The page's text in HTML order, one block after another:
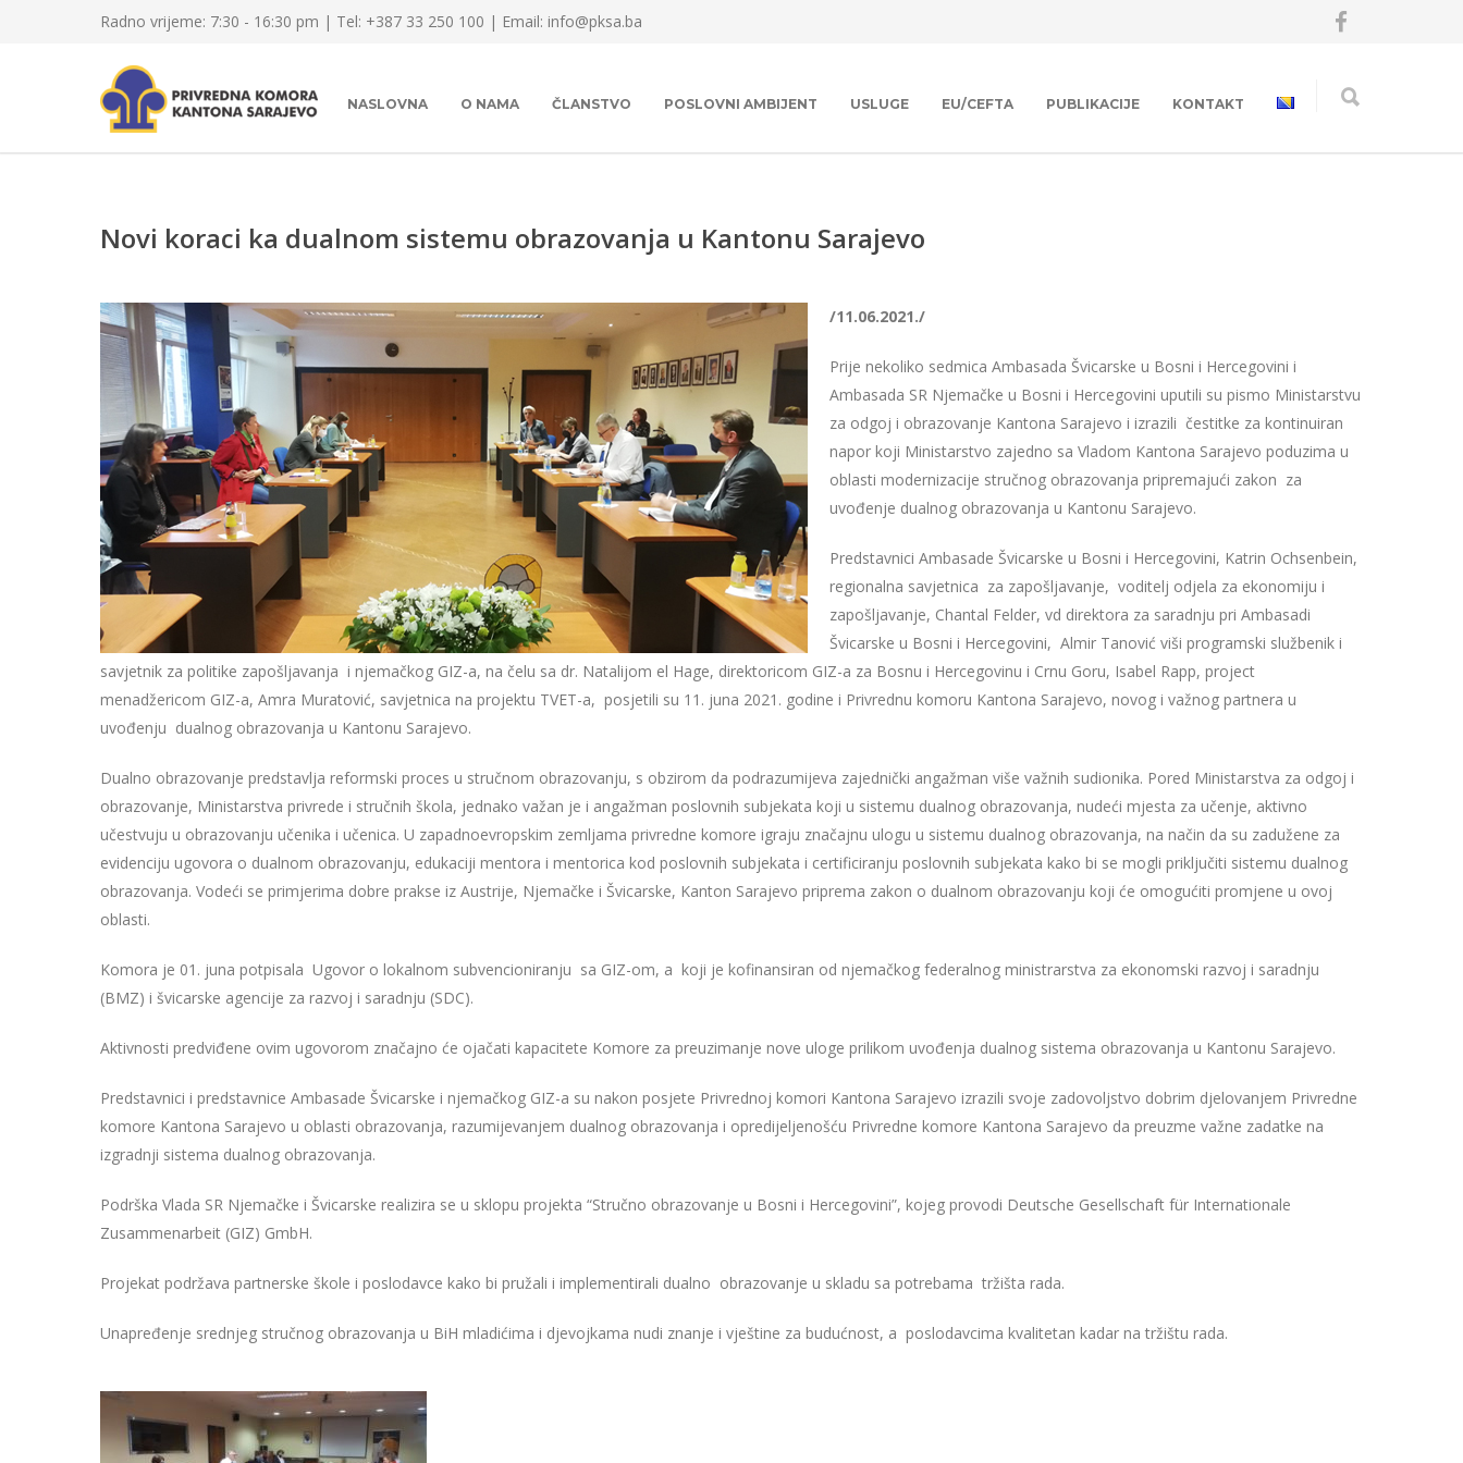
Radno vrijeme: 7:30 - 16:30 pm | Tel: +387 33 250 100 | Email: info@pksa.ba
NASLOVNA O NAMA ČLANSTVO POSLOVNI AMBIJENT USLUGE EU/CEFTA PUBLIKACIJE KONTAKT
Novi koraci ka dualnom sistemu obrazovanja u Kantonu Sarajevo
/11.06.2021./
Prije nekoliko sedmica Ambasada Švicarske u Bosni i Hercegovini i
Ambasada SR Njemačke u Bosni i Hercegovini uputili su pismo Ministarstvu
za odgoj i obrazovanje Kantona Sarajevo i izrazili čestitke za kontinuiran
napor koji Ministarstvo zajedno sa Vladom Kantona Sarajevo poduzima u
oblasti modernizacije stručnog obrazovanja pripremajući zakon za
uvođenje dualnog obrazovanja u Kantonu Sarajevo.
Predstavnici Ambasade Švicarske u Bosni i Hercegovini, Katrin Ochsenbein,
regionalna savjetnica za zapošljavanje, voditelj odjela za ekonomiju i
zapošljavanje, Chantal Felder, vd direktora za saradnju pri Ambasadi
Švicarske u Bosni i Hercegovini, Almir Tanović viši programski službenik i
savjetnik za politike zapošljavanja i njemačkog GIZ-a, na čelu sa dr. Natalijom el Hage, direktoricom GIZ-a za Bosnu i Hercegovinu i Crnu Goru, Isabel Rapp, project
menadžericom GIZ-a, Amra Muratović, savjetnica na projektu TVET-a, posjetili su 11. juna 2021. godine i Privrednu komoru Kantona Sarajevo, novog i važnog partnera u
uvođenju dualnog obrazovanja u Kantonu Sarajevo.
Dualno obrazovanje predstavlja reformski proces u stručnom obrazovanju, s obzirom da podrazumijeva zajednički angažman više važnih sudionika. Pored Ministarstva za odgoj i
obrazovanje, Ministarstva privrede i stručnih škola, jednako važan je i angažman poslovnih subjekata koji u sistemu dualnog obrazovanja, nudeći mjesta za učenje, aktivno
učestvuju u obrazovanju učenika i učenica. U zapadnoevropskim zemljama privredne komore igraju značajnu ulogu u sistemu dualnog obrazovanja, na način da su zadužene za
evidenciju ugovora o dualnom obrazovanju, edukaciji mentora i mentorica kod poslovnih subjekata i certificiranju poslovnih subjekata kako bi se mogli priključiti sistemu dualnog
obrazovanja. Vodeći se primjerima dobre prakse iz Austrije, Njemačke i Švicarske, Kanton Sarajevo priprema zakon o dualnom obrazovanju koji će omogućiti promjene u ovoj
oblasti.
Komora je 01. juna potpisala Ugovor o lokalnom subvencioniranju sa GIZ-om, a koji je kofinansiran od njemačkog federalnog ministrarstva za ekonomski razvoj i saradnju
(BMZ) i švicarske agencije za razvoj i saradnju (SDC).
Aktivnosti predviđene ovim ugovorom značajno će ojačati kapacitete Komore za preuzimanje nove uloge prilikom uvođenja dualnog sistema obrazovanja u Kantonu Sarajevo.
Predstavnici i predstavnice Ambasade Švicarske i njemačkog GIZ-a su nakon posjete Privrednoj komori Kantona Sarajevo izrazili svoje zadovoljstvo dobrim djelovanjem Privredne
komore Kantona Sarajevo u oblasti obrazovanja, razumijevanjem dualnog obrazovanja i opredijeljenošću Privredne komore Kantona Sarajevo da preuzme važne zadatke na
izgradnji sistema dualnog obrazovanja.
Podrška Vlada SR Njemačke i Švicarske realizira se u sklopu projekta “Stručno obrazovanje u Bosni i Hercegovini”, kojeg provodi Deutsche Gesellschaft für Internationale
Zusammenarbeit (GIZ) GmbH.
Projekat podržava partnerske škole i poslodavce kako bi pružali i implementirali dualno obrazovanje u skladu sa potrebama tržišta rada.
Unapređenje srednjeg stručnog obrazovanja u BiH mladićima i djevojkama nudi znanje i vještine za budućnost, a poslodavcima kvalitetan kadar na tržištu rada.